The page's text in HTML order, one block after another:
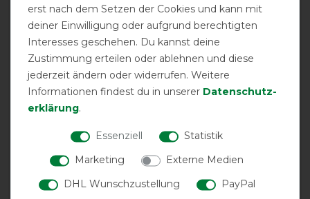
Eskadron Classic Sports
26 Fleece Jewel
vorher 39,95 €
Eskadron Classic Sports
26 Softshell Jewel
vorher 139,90 €
erst nach dem Setzen der Cookies und kann mit
deiner Einwilligung oder aufgrund berechtigten
Interesses geschehen. Du kannst deine
Zustimmung erteilen oder ablehnen und diese
jederzeit ändern oder widerrufen. Weitere
Informationen findest du in unserer Daten­schutz­
erklärung.
Essenziell
Statistik
Marketing
Externe Medien
DHL Wunschzustellung
PayPal